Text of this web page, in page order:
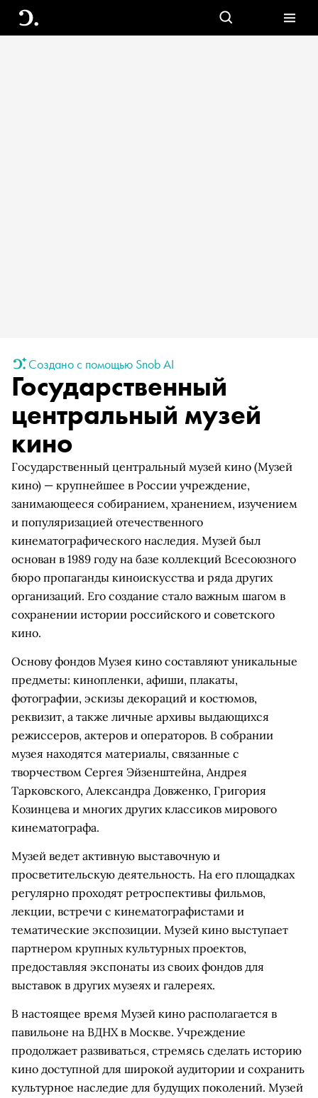
Создано с помощью Snob AI
Государственный
центральный музей
кино
Государственный центральный музей кино (Музей
кино) — крупнейшее в России учреждение,
занимающееся собиранием, хранением, изучением
и популяризацией отечественного
кинематографического наследия. Музей был
основан в 1989 году на базе коллекций Всесоюзного
бюро пропаганды киноискусства и ряда других
организаций. Его создание стало важным шагом в
сохранении истории российского и советского
кино.
Основу фондов Музея кино составляют уникальные
предметы: кинопленки, афиши, плакаты,
фотографии, эскизы декораций и костюмов,
реквизит, а также личные архивы выдающихся
режиссеров, актеров и операторов. В собрании
музея находятся материалы, связанные с
творчеством Сергея Эйзенштейна, Андрея
Тарковского, Александра Довженко, Григория
Козинцева и многих других классиков мирового
кинематографа.
Музей ведет активную выставочную и
просветительскую деятельность. На его площадках
регулярно проходят ретроспективы фильмов,
лекции, встречи с кинематографистами и
тематические экспозиции. Музей кино выступает
партнером крупных культурных проектов,
предоставляя экспонаты из своих фондов для
выставок в других музеях и галереях.
В настоящее время Музей кино располагается в
павильоне на ВДНХ в Москве. Учреждение
продолжает развиваться, стремясь сделать историю
кино доступной для широкой аудитории и сохранить
культурное наследие для будущих поколений. Музей